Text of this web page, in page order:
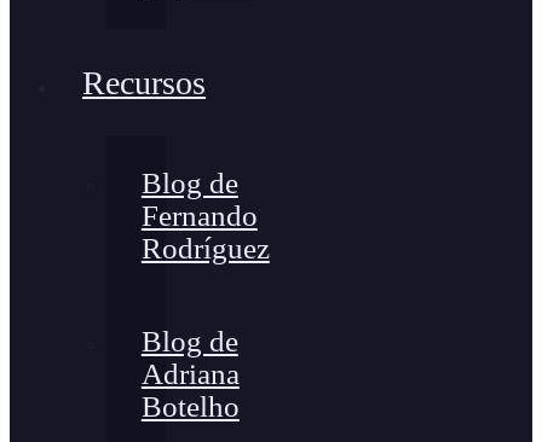
Recursos
Blog de
Fernando
Rodríguez
Blog de
Adriana
Botelho